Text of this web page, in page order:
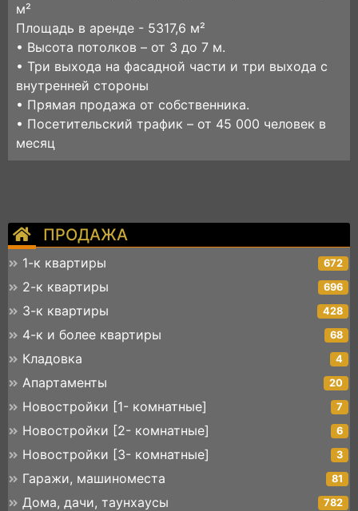
ПРОДАЖА
1-к квартиры 672
2-к квартиры 696
3-к квартиры 428
4-к и более квартиры 68
Кладовка 4
Апартаменты 20
Новостройки [1- комнатные] 7
Новостройки [2- комнатные] 6
Новостройки [3- комнатные] 3
Гаражи, машиноместа 81
Дома, дачи, таунхаусы 782
м²
Площадь в аренде - 5317,6 м²
• Высота потолков – от 3 до 7 м.
• Три выхода на фасадной части и три выхода с
внутренней стороны
• Прямая продажа от собственника.
• Посетительский трафик – от 45 000 человек в
месяц